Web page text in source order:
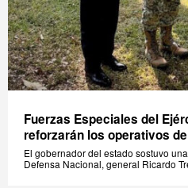
Fuerzas Especiales del
reforzarán los operativos
El gobernador del estado sostuvo
Defensa Nacional, general Ricardo